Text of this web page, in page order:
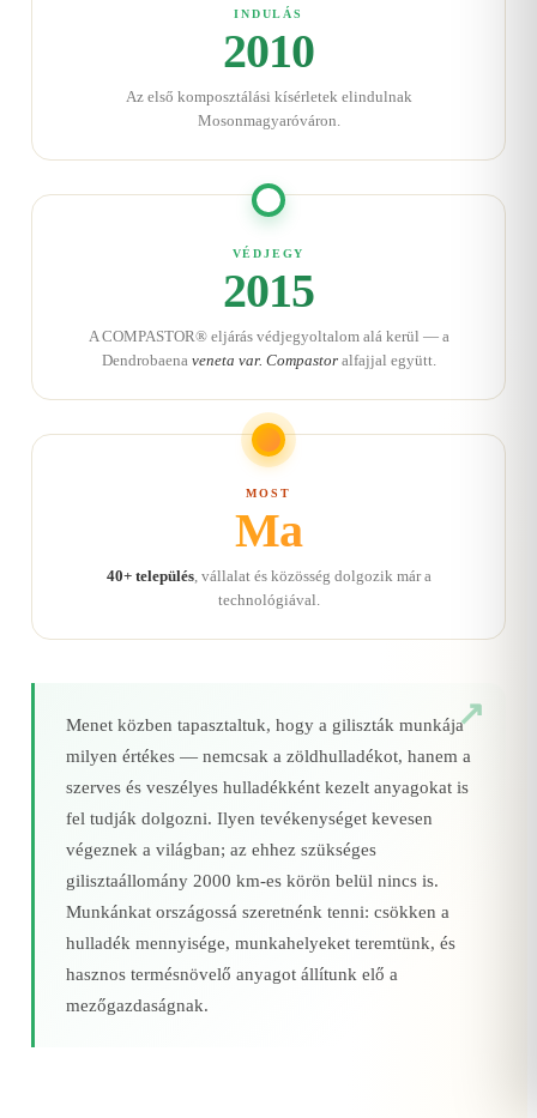
INDULÁS
2010
Az első komposztálási kísérletek elindulnak
Mosonmagyaróváron.
VÉDJEGY
2015
A COMPASTOR® eljárás védjegyoltalom alá kerül — a
Dendrobaena veneta var. Compastoralfajjal együtt.
MOST
Ma
40+ település, vállalat és közösség dolgozik már a
technológiával.
Menet közben tapasztaltuk, hogy a giliszták munkája
milyen értékes — nemcsak a zöldhulladékot, hanem a
szerves és veszélyes hulladékként kezelt anyagokat is
fel tudják dolgozni. Ilyen tevékenységet kevesen
végeznek a világban; az ehhez szükséges
gilisztaállomány 2000 km‑es körön belül nincs is.
Munkánkat országossá szeretnénk tenni: csökken a
hulladék mennyisége, munkahelyeket teremtünk, és
hasznos termésnövelő anyagot állítunk elő a
mezőgazdaságnak.